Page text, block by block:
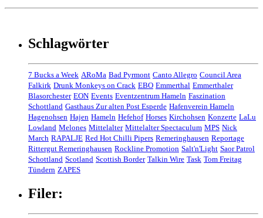
Schlagwörter
7 Bucks a Week ARoMa Bad Pyrmont Canto Allegro Council Area
Falkirk Drunk Monkeys on Crack EBO Emmerthal Emmerthaler
Blasorchester EON Events Eventzentrum Hameln Faszination
Schottland Gasthaus Zur alten Post Esperde Hafenverein Hameln
Hagenohsen Hajen Hameln Hefehof Horses Kirchohsen Konzerte LaLu
Lowland Melones Mittelalter Mittelalter Spectaculum MPS Nick
March RAPALJE Red Hot Chilli Pipers Remeringhausen Reportage
Rittergut Remeringhausen Rockline Promotion Salt'n'Light Saor Patrol
Schottland Scotland Scottish Border Talkin Wire Task Tom Freitag
Tündern ZAPES
Filer: